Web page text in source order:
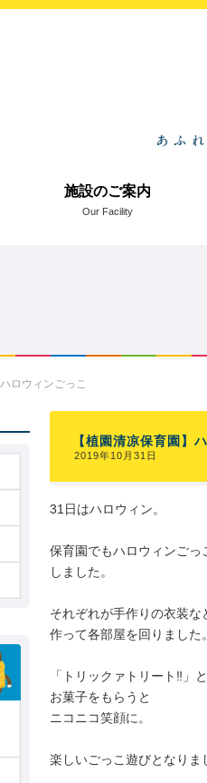
施設のご案内
Our Facility
ハロウィンごっこ
【植園清凉保育園】
2019年10月31日
31日はハロウィン。
保育園でもハロウィンごっ
しました。
それぞれが手作りの衣装な
作って各部屋を回りました。
「トリックァトリート‼」
お菓子をもらうと
ニコニコ笑顔に。
楽しいごっこ遊びとなりま